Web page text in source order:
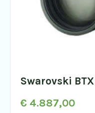
Swarovski
€ 4.887,00